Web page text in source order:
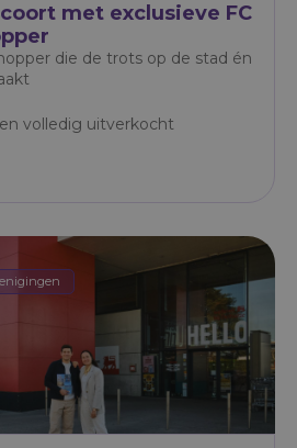
met exclusieve FC
die de trots op de stad én
volledig uitverkocht